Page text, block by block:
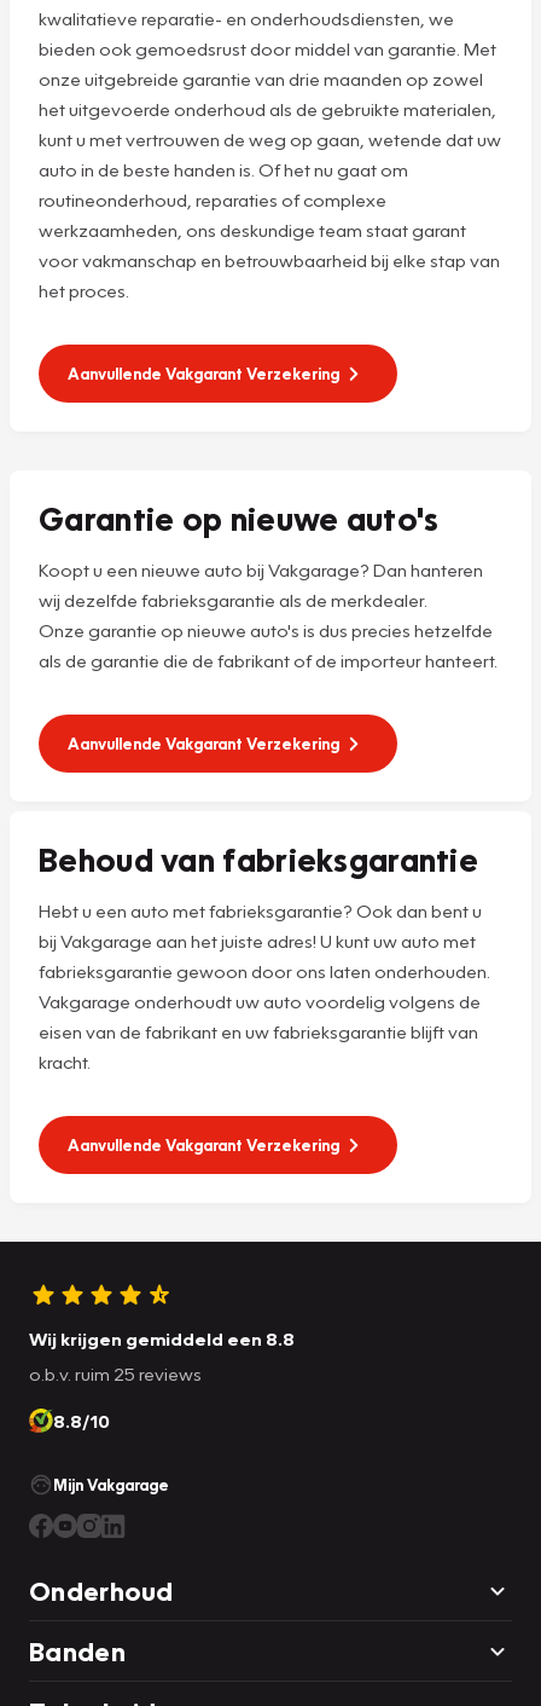
kwalitatieve reparatie- en onderhoudsdiensten, we
bieden ook gemoedsrust door middel van garantie. Met
onze uitgebreide garantie van drie maanden op zowel
het uitgevoerde onderhoud als de gebruikte materialen,
kunt u met vertrouwen de weg op gaan, wetende dat uw
auto in de beste handen is. Of het nu gaat om
routineonderhoud, reparaties of complexe
werkzaamheden, ons deskundige team staat garant
voor vakmanschap en betrouwbaarheid bij elke stap van
het proces.
Aanvullende Vakgarant Verzekering
Garantie op nieuwe auto's
Koopt u een nieuwe auto bij Vakgarage? Dan hanteren
wij dezelfde fabrieksgarantie als de merkdealer.
Onze garantie op nieuwe auto's is dus precies hetzelfde
als de garantie die de fabrikant of de importeur hanteert.
Aanvullende Vakgarant Verzekering
Behoud van fabrieksgarantie
Hebt u een auto met fabrieksgarantie? Ook dan bent u
bij Vakgarage aan het juiste adres! U kunt uw auto met
fabrieksgarantie gewoon door ons laten onderhouden.
Vakgarage onderhoudt uw auto voordelig volgens de
eisen van de fabrikant en uw fabrieksgarantie blijft van
kracht.
Aanvullende Vakgarant Verzekering
Wij krijgen gemiddeld een 8.8
o.b.v. ruim 25 reviews
8.8/10
Mijn Vakgarage
Onderhoud
Banden